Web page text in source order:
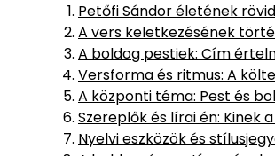
Petőfi Sándor életének
A vers keletkezésének
A boldog pestiek: Cím
Versforma és ritmus: A
A központi téma: Pest és
Szereplők és lírai én: Kinek
Nyelvi eszközök és